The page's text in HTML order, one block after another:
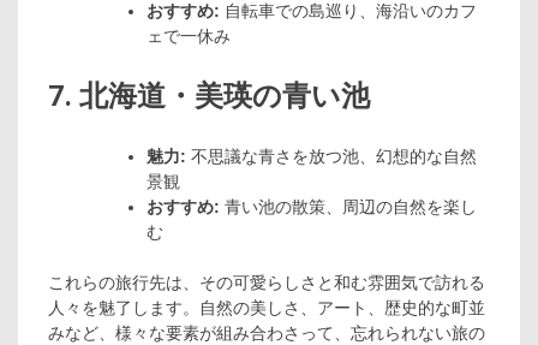
おすすめ: 自転車での島巡り、海沿いのカフ
ェで一休み
7. 北海道・美瑛の青い池
魅力: 不思議な青さを放つ池、幻想的な自然
景観
おすすめ: 青い池の散策、周辺の自然を楽し
む
これらの旅行先は、その可愛らしさと和む雰囲気で訪れる
人々を魅了します。自然の美しさ、アート、歴史的な町並
みなど、様々な要素が組み合わさって、忘れられない旅の